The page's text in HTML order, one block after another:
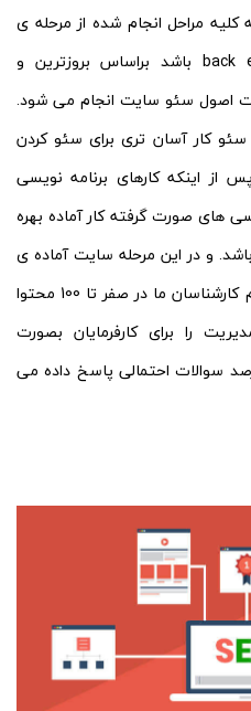
مراحل انجام شده از مرحله ی
گرافیک تا آخرین مرحله که back end باشد براساس بروزترین و
اصول سئو سایت انجام می شود.
کار آسان تری برای سئو کردن
از اینکه کارهای برنامه نویسی
های صورت گرفته کار آماده بهره
و در این مرحله سایت آماده ی
تحویل می باشد. طبق تجربه باز هم کارشناسان ما در صفر تا 100 محتوا
را برای کارفرمایان بصورت
فیلم تهیه کرده و به 99درصد سوالات احتمالی پاسخ داده می